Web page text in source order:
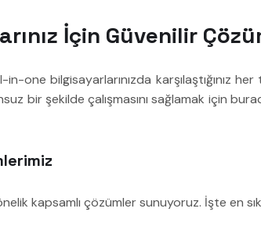
İçin Güvenilir
one bilgisayarlarınızda karşılaştığınız
bir şekilde çalışmasını sağlamak için
kapsamlı çözümler sunuyoruz. İşte en